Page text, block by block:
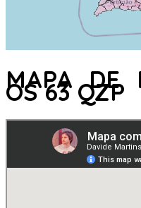
MAPA DE
OS 63 QZP